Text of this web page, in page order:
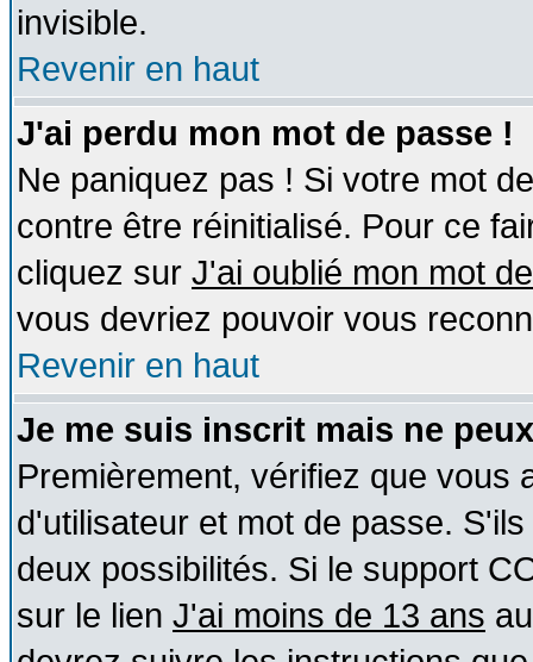
invisible.
Revenir en haut
J'ai perdu mon mot de passe !
Ne paniquez pas ! Si votre mot
contre être réinitialisé. Pour ce
cliquez sur J'ai oublié mon mot
vous devriez pouvoir vous
Revenir en haut
Je me suis inscrit mais ne
Premièrement, vérifiez que vous
d'utilisateur et mot de passe.
deux possibilités. Si le support
sur le lien J'ai moins de 13 ans